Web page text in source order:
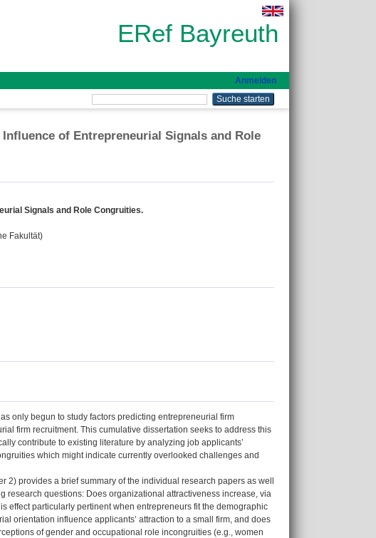
ERef Bayreuth
Anmelden
of Entrepreneurial Signals and Role
Signals and Role Congruities.
Fakultät)
only begun to study factors predicting entrepreneurial firm
firm recruitment. This cumulative dissertation seeks to address this
contribute to existing literature by analyzing job applicants’
which might indicate currently overlooked challenges and
2) provides a brief summary of the individual research papers as well
questions: Does organizational attractiveness increase, via
effect particularly pertinent when entrepreneurs fit the demographic
orientation influence applicants’ attraction to a small firm, and does
of gender and occupational role incongruities (e.g., women